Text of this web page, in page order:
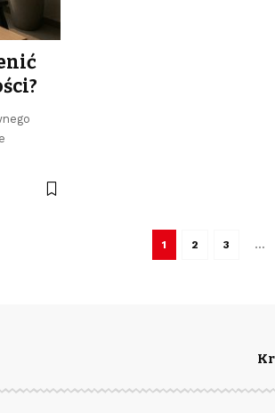
1 2 3 …